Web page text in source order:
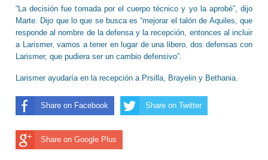
“La decisión fue tomada por el cuerpo técnico y yo la aprobé”, dijo
Marte. Dijo que lo que se busca es “mejorar el talón de Aquiles, que
responde al nombre de la defensa y la recepción, entonces al incluir
a Larismer, vamos a tener en lugar de una libero, dos defensas con
Larismer, que pudiera ser un cambio defensivo”.
Larismer ayudaría en la recepción a Prsilla, Brayelin y Bethania.
Share on Facebook Share on Twitter
Share on Google Plus